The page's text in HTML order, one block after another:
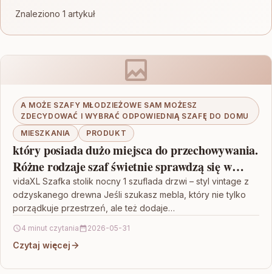
Znaleziono 1 artykuł
A MOŻE SZAFY MŁODZIEŻOWE SAM MOŻESZ
ZDECYDOWAĆ I WYBRAĆ ODPOWIEDNIĄ SZAFĘ DO DOMU
MIESZKANIA
PRODUKT
który posiada dużo miejsca do przechowywania.
Różne rodzaje szaf świetnie sprawdzą się w
różnych aranżacjach
vidaXL Szafka stolik nocny 1 szuflada drzwi – styl vintage z
odzyskanego drewna Jeśli szukasz mebla, który nie tylko
porządkuje przestrzeń, ale też dodaje…
4 minut czytania 2026-05-31
Czytaj więcej